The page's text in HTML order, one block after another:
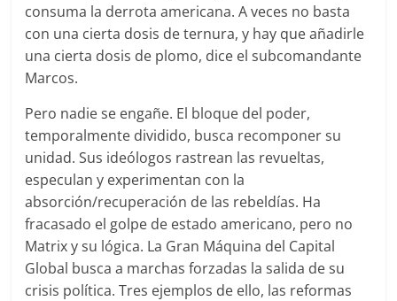
consuma la derrota americana. A veces no basta
con una cierta dosis de ternura, y hay que añadirle
una cierta dosis de plomo, dice el subcomandante
Marcos.
Pero nadie se engañe. El bloque del poder,
temporalmente dividido, busca recomponer su
unidad. Sus ideólogos rastrean las revueltas,
especulan y experimentan con la
absorción/recuperación de las rebeldías. Ha
fracasado el golpe de estado americano, pero no
Matrix y su lógica. La Gran Máquina del Capital
Global busca a marchas forzadas la salida de su
crisis política. Tres ejemplos de ello, las reformas